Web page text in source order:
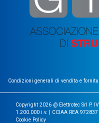
Condizioni generali di vendita e
Copyright 2026 @ Elettrotec Srl P.
1.200.000 i.v. | CCIAA REA
Cookie Policy